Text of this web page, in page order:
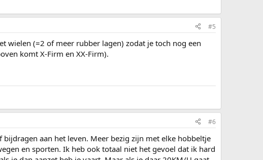
#5
wielen (=2 of meer rubber lagen) zodat je toch nog een
komt X-Firm en XX-Firm).
#6
aan het leven. Meer bezig zijn met elke hobbeltje
en sporten. Ik heb ook totaal niet het gevoel dat ik hard